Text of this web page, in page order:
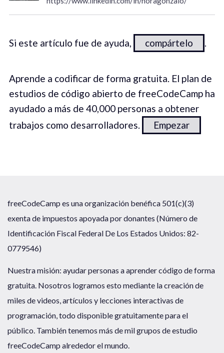
Si este artículo fue de ayuda, compártelo
Aprende a codificar de forma gratuita. El plan de
estudios de código abierto de freeCodeCamp ha
ayudado a más de 40,000 personas a obtener
trabajos como desarrolladores.
Empezar
freeCodeCamp es una organización benéfica 501(c)(3)
exenta de impuestos apoyada por donantes (Número de
Identificación Fiscal Federal De Los Estados Unidos: 82-
0779546)
Nuestra misión: ayudar personas a aprender código de forma
gratuita. Nosotros logramos esto mediante la creación de
miles de videos, artículos y lecciones interactivas de
programación, todo disponible gratuitamente para el
público. También tenemos más de mil grupos de estudio
freeCodeCamp alrededor el mundo.